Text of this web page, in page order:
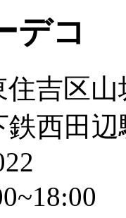
デコ
吉区山
西田